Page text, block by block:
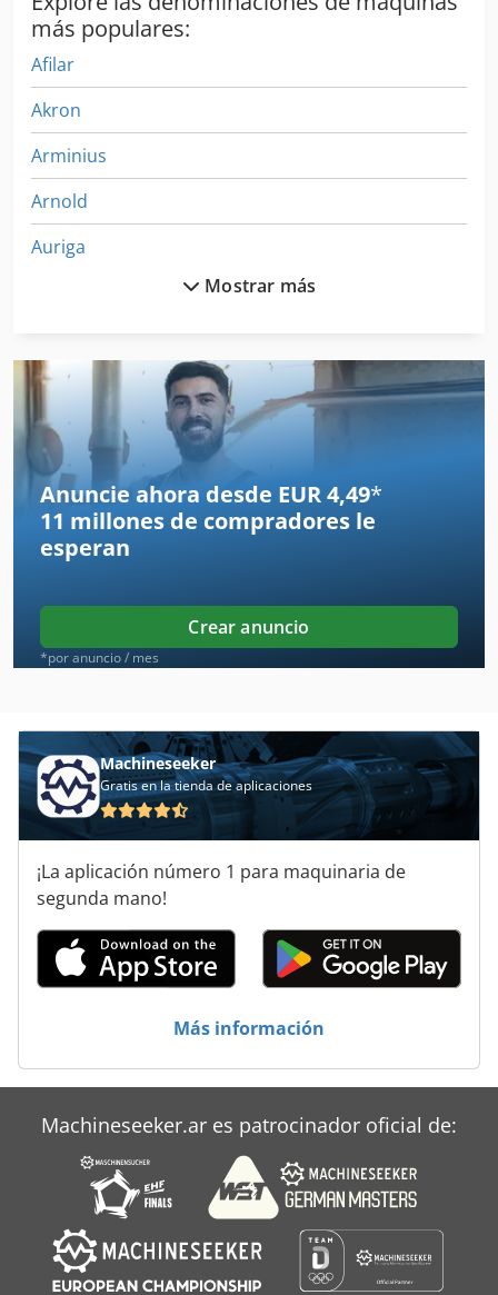
más populares:
Afilar
Akron
Arminius
Arnold
Auriga
Felder Ad 531
Felder Ad 741
Felder Ad 951
Felder Af 14
Flott
Flottjet
Flottjet 2000
Laegler
Lohmeyer
Mafell
Saeumer
Schliesing
Taladro
Taladro Engranado
Taladro Radial
Zuckermann
Mostrar más
Anuncie ahora desde EUR 4,49*
11 millones de compradores le
esperan
Crear anuncio
*por anuncio / mes
Machineseeker
Gratis en la tienda de aplicaciones
¡La aplicación número 1 para maquinaria de
segunda mano!
Más información
Machineseeker.ar es patrocinador oficial de: